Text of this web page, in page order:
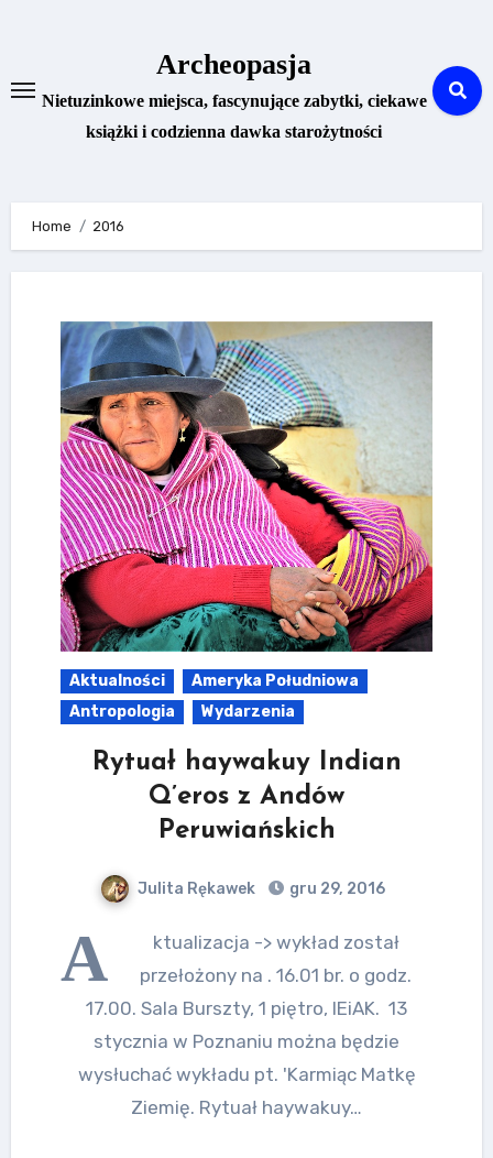
Archeopasja
Nietuzinkowe miejsca, fascynujące zabytki, ciekawe
książki i codzienna dawka starożytności
Home 2016
Aktualności
Ameryka Południowa
Antropologia
Wydarzenia
Rytuał haywakuy Indian
Q’eros z Andów
Peruwiańskich
Julita Rękawek gru 29, 2016
A
ktualizacja -> wykład został
przełożony na . 16.01 br. o godz.
17.00. Sala Burszty, 1 piętro, IEiAK. 13
stycznia w Poznaniu można będzie
wysłuchać wykładu pt. 'Karmiąc Matkę
Ziemię. Rytuał haywakuy…